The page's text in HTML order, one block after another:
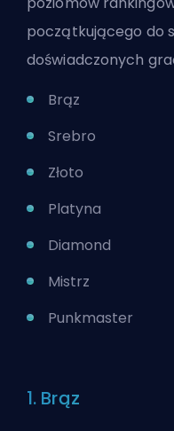
początkującego do
doświadczonych
Brąz
Srebro
Złoto
Platyna
Diamond
Mistrz
Punkmaster
1. Brąz